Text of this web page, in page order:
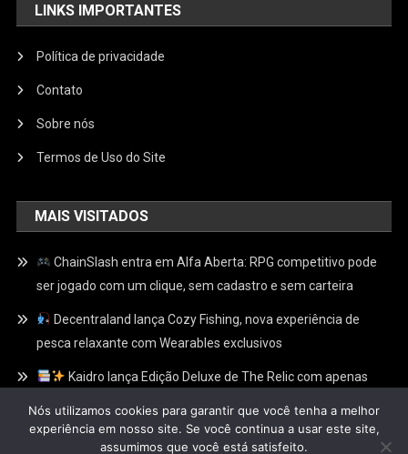
LINKS IMPORTANTES
Política de privacidade
Contato
Sobre nós
Termos de Uso do Site
MAIS VISITADOS
ChainSlash entra em Alfa Aberta: RPG competitivo pode
ser jogado com um clique, sem cadastro e sem carteira
Decentraland lança Cozy Fishing, nova experiência de
pesca relaxante com Wearables exclusivos
Kaidro lança Edição Deluxe de The Relic com apenas
exclusivas no Web3
Nós utilizamos cookies para garantir que você tenha a melhor
experiência em nosso site. Se você continua a usar este site,
assumimos que você está satisfeito.